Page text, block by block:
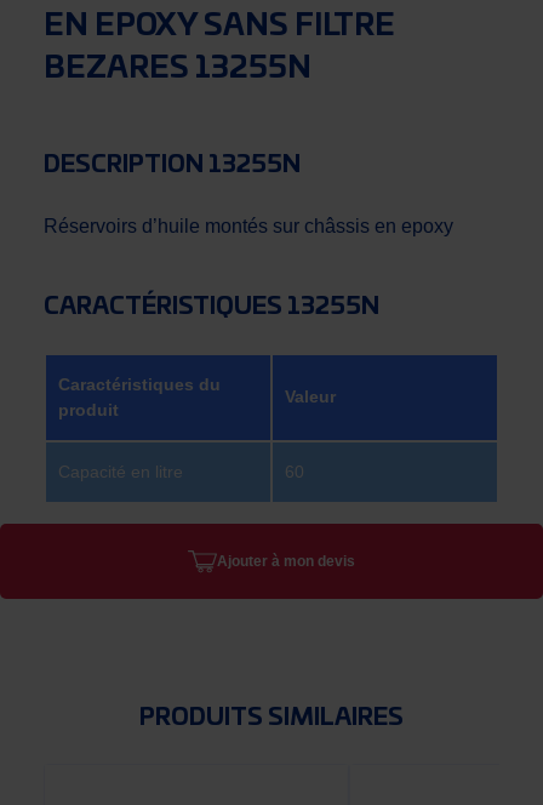
EN EPOXY SANS FILTRE
BEZARES 13255N
DESCRIPTION 13255N
Réservoirs d’huile montés sur châssis en epoxy
CARACTÉRISTIQUES 13255N
Caractéristiques du
produit
Valeur
Capacité en litre 60
Ajouter à mon devis
PRODUITS SIMILAIRES